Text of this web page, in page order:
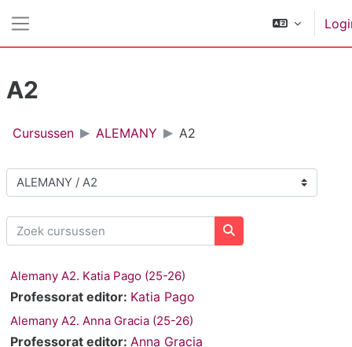
A2
Cursussen ALEMANY A2
Cursuscategorieën
Zoek cursussen
Zoek cursussen
Alemany A2. Katia Pago (25-26)
Professorat editor: Katia Pago
Alemany A2. Anna Gracia (25-26)
Professorat editor: Anna Gracia